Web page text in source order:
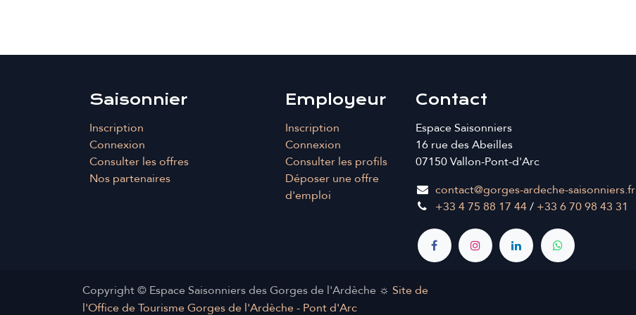
Saisonnier
Inscription
Connexion
Consulter les offres
Nos partenaires
Employeur
Inscription
Connexion
Consulter les profils
Déposer une offre
d'emploi
Contact
Espace Saisonniers
16 rue des Abeilles
07150 Vallon-Pont-d'Arc
contact@gorges-ardeche-saisonniers.fr
+33 4 75 88 17 44/ +33 6 70 98 43 31
Copyright © Espace Saisonniers des Gorges de l'Ardèche ☼ Site de
l'Office de Tourisme Gorges de l'Ardèche - Pont d'Arc